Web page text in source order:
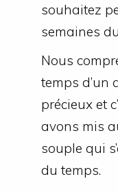
souhaitez
semaines
Nous
temps d’un
précieux et
avons mis
souple qui
du temps.